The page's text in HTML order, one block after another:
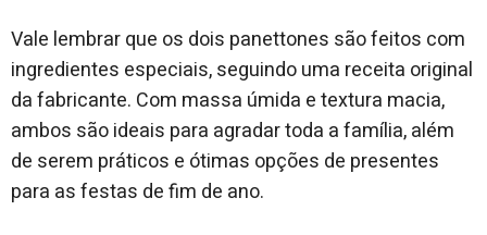
Vale lembrar que os dois panettones são feitos com
ingredientes especiais, seguindo uma receita original
da fabricante. Com massa úmida e textura macia,
ambos são ideais para agradar toda a família, além
de serem práticos e ótimas opções de presentes
para as festas de fim de ano.